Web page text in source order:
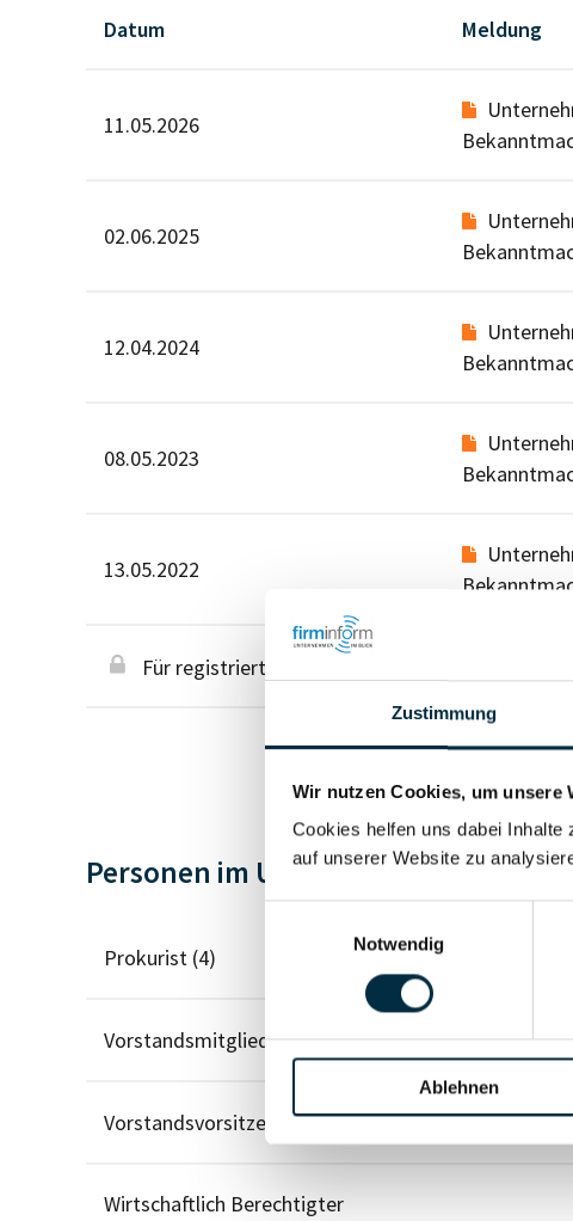
Zustimmung
Wir nutzen Cookies, um unsere
Cookies helfen uns dabei
auf unserer Website zu
Notwendig
Ablehnen
Datum Meldung
11.05.2026
02.06.2025
12.04.2024
08.05.2023
13.05.2022
Für registrierte Nutzer
Personen im Unternehmen
Prokurist (4)
Vorstandsmitglied (2)
Vorstandsvorsitzender (1)
Wirtschaftlich Berechtigter